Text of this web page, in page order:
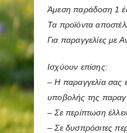
Άμεση παράδοση 1
Τα προϊόντα
Για παραγγελίες με
Ισχύουν επίσης:
– Η παραγγελία σας
υποβολής της
– Σε περίπτωση
– Σε δυσπρόσιτες